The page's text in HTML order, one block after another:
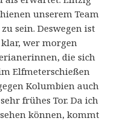
unserem Team
sein. Deswegen ist
wer morgen
die sich
Elfmeterschießen
Kolumbien auch
frühes Tor. Da ich
können, kommt